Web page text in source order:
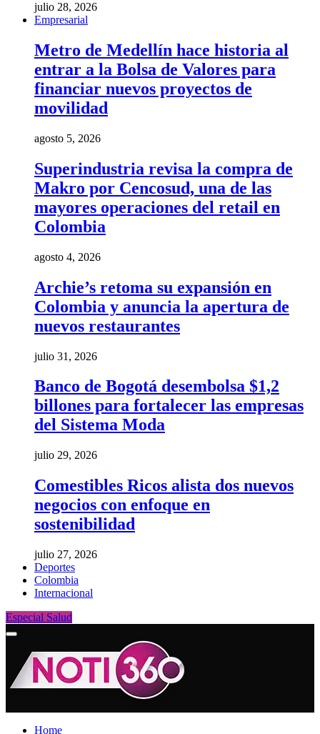
julio 28, 2026
Empresarial
Metro de Medellín hace historia al
entrar a la Bolsa de Valores para
financiar nuevos proyectos de
movilidad
agosto 5, 2026
Superindustria revisa la compra de
Makro por Cencosud, una de las
mayores operaciones del retail en
Colombia
agosto 4, 2026
Archie’s retoma su expansión en
Colombia y anuncia la apertura de
nuevos restaurantes
julio 31, 2026
Banco de Bogotá desembolsa $1,2
billones para fortalecer las empresas
del Sistema Moda
julio 29, 2026
Comestibles Ricos alista dos nuevos
negocios con enfoque en
sostenibilidad
julio 27, 2026
Deportes
Colombia
Internacional
Especial Salud
Home